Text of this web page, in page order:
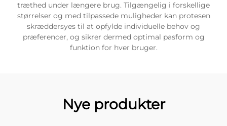
træthed under længere brug. Tilgængelig i forskellige
størrelser og med tilpassede muligheder kan protesen
skræddersyes til at opfylde individuelle behov og
præferencer, og sikrer dermed optimal pasform og
funktion for hver bruger.
Nye produkter